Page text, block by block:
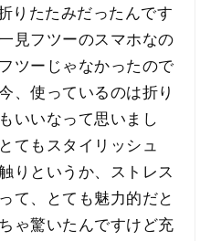
りたたみだったんです
見フツーのスマホなの
ツーじゃなかったので
、使っているのは折り
いいなって思いまし
てもスタイリッシュ
りというか、ストレス
て、とても魅力的だと
ゃ驚いたんですけど充